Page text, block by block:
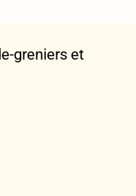
greniers et